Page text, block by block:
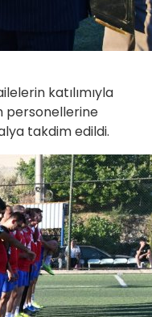
katılımıyla
personellerine
takdim edildi.